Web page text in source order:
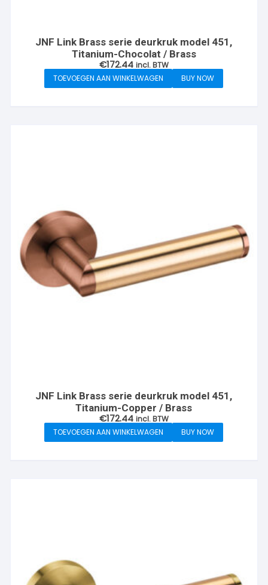
JNF Link Brass serie deurkruk model 451,
Titanium-Chocolat / Brass
€172.44 incl. BTW
TOEVOEGEN AAN WINKELWAGEN
BUY NOW
JNF Link Brass serie deurkruk model 451,
Titanium-Copper / Brass
€172.44 incl. BTW
TOEVOEGEN AAN WINKELWAGEN
BUY NOW